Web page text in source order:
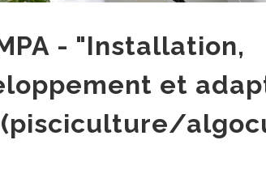
- "Installation,
et